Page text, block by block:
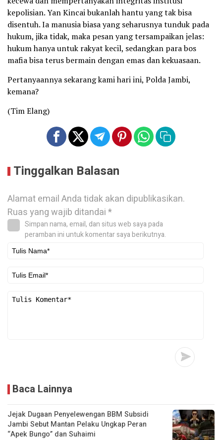
kepolisian. Yan Kincai bukanlah hantu yang tak bisa
disentuh. Ia manusia biasa yang seharusnya tunduk pada
hukum, jika tidak, maka pesan yang tersampaikan jelas:
hukum hanya untuk rakyat kecil, sedangkan para bos
mafia bisa terus bermain dengan emas dan kekuasaan.
Pertanyaannya sekarang kami hari ini, Polda Jambi,
kemana?
(Tim Elang)
Tinggalkan Balasan
Alamat email Anda tidak akan dipublikasikan.
Ruas yang wajib ditandai*
Simpan nama, email, dan situs web saya pada
peramban ini untuk komentar saya berikutnya.
Baca Lainnya
Jejak Dugaan Penyelewengan BBM Subsidi
Jambi Sebut Mantan Pelaku Ungkap Peran
“Apek Bungo” dan Suhaimi